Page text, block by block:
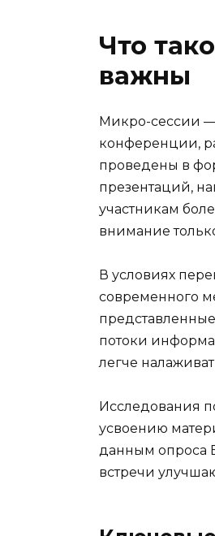
Что
важны
Микро-сессии —
конференции,
проведены в
презентаций,
участникам
внимание
В условиях
современного
потоки
легче
Исследования
усвоению
данным опроса
встречи